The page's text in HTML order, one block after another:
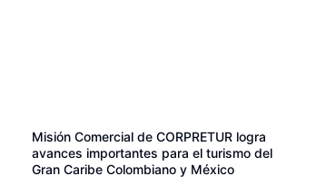
Misión Comercial de CORPRETUR logra
avances importantes para el turismo del
Gran Caribe Colombiano y México